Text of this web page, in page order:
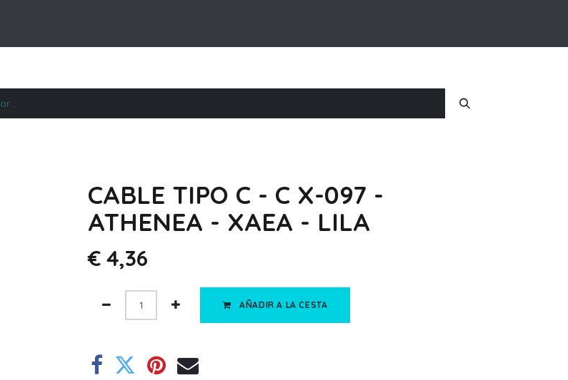
CABLE TIPO C - C X-097 -
ATHENEA - XAEA - LILA
€ 4,36
AÑADIR A LA CESTA